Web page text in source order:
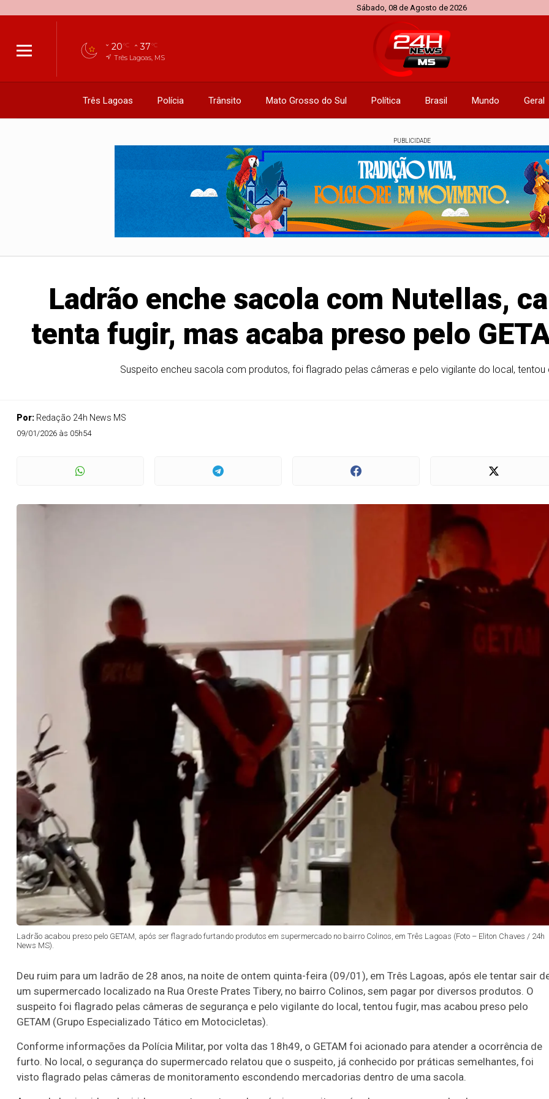
Sábado, 08 de Agosto de 2026
20°C 37°C
Três Lagoas, MS
Três Lagoas Polícia Trânsito Mato Grosso do Sul Política Brasil Mundo Geral
PUBLICIDADE
Ladrão enche sacola com Nutellas,
tenta fugir, mas acaba preso pelo
Suspeito encheu sacola com produtos, foi flagrado pelas câmeras e pelo vigilante do local,
Por: Redação 24h News MS
09/01/2026 às 05h54
Ladrão acabou preso pelo GETAM, após ser flagrado furtando produtos em supermercado no bairro Colinos, em Três Lagoas (Foto – Eliton Chaves / 24h
News MS).
Deu ruim para um ladrão de 28 anos, na noite de ontem quinta-feira (09/01), em Três Lagoas, após ele tentar sair
um supermercado localizado na Rua Oreste Prates Tibery, no bairro Colinos, sem pagar por diversos produtos. O
suspeito foi flagrado pelas câmeras de segurança e pelo vigilante do local, tentou fugir, mas acabou preso pelo
GETAM (Grupo Especializado Tático em Motocicletas).
Conforme informações da Polícia Militar, por volta das 18h49, o GETAM foi acionado para atender a ocorrência de
furto. No local, o segurança do supermercado relatou que o suspeito, já conhecido por práticas semelhantes, foi
visto flagrado pelas câmeras de monitoramento escondendo mercadorias dentro de uma sacola.